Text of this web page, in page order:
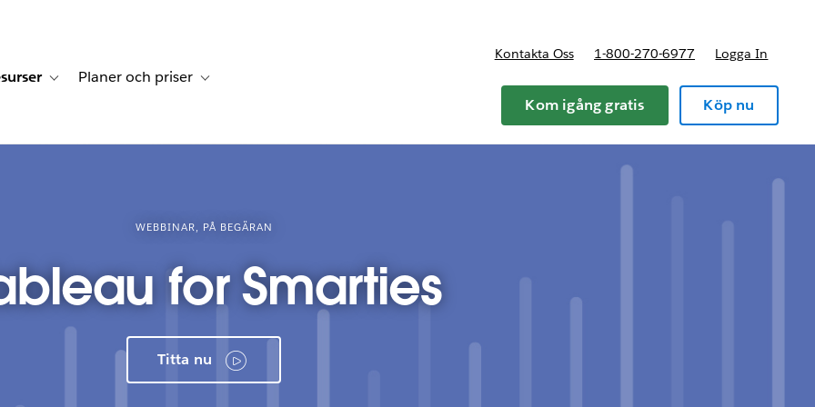
navigation for Lösningar
Toggle sub-navigation for Resurser
Planer och priser Toggle sub-navigation for Planer och priser
Kontakta Oss 1-800-270-6977 Logga In
Kom igång gratis Köp nu
WEBBINAR, PÅ BEGÄRAN
for Smarties
Titta nu